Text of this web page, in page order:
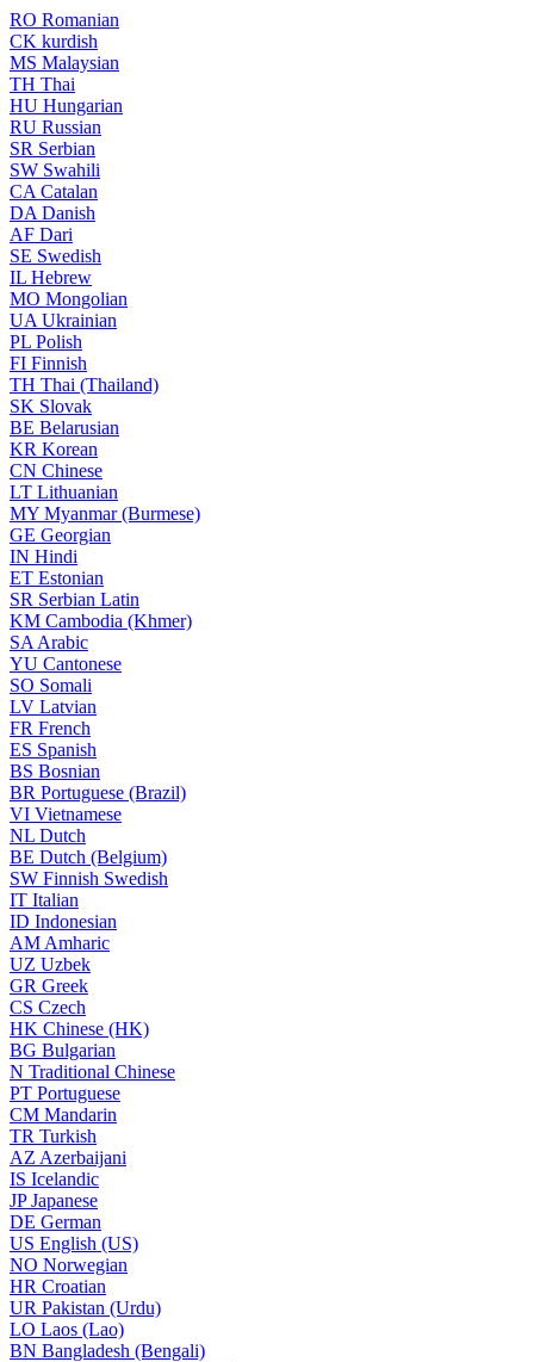
RO Romanian
CK kurdish
MS Malaysian
TH Thai
HU Hungarian
RU Russian
SR Serbian
SW Swahili
CA Catalan
DA Danish
AF Dari
SE Swedish
IL Hebrew
MO Mongolian
UA Ukrainian
PL Polish
FI Finnish
TH Thai (Thailand)
SK Slovak
BE Belarusian
KR Korean
CN Chinese
LT Lithuanian
MY Myanmar (Burmese)
GE Georgian
IN Hindi
ET Estonian
SR Serbian Latin
KM Cambodia (Khmer)
SA Arabic
YU Cantonese
SO Somali
LV Latvian
FR French
ES Spanish
BS Bosnian
BR Portuguese (Brazil)
VI Vietnamese
NL Dutch
BE Dutch (Belgium)
SW Finnish Swedish
IT Italian
ID Indonesian
AM Amharic
UZ Uzbek
GR Greek
CS Czech
HK Chinese (HK)
BG Bulgarian
N Traditional Chinese
PT Portuguese
CM Mandarin
TR Turkish
AZ Azerbaijani
IS Icelandic
JPJapanese
DE German
US English (US)
NO Norwegian
HR Croatian
UR Pakistan (Urdu)
LO Laos (Lao)
BN Bangladesh (Bengali)